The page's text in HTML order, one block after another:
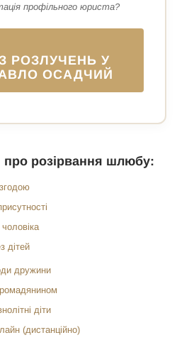
профільного юриста?
РОЗЛУЧЕНЬ У
ОСАДЧИЙ
про розірвання шлюбу:
дітей
дружини
діти
(дистанційно)